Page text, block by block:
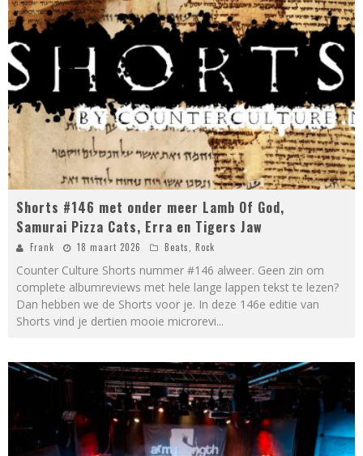
Shorts #146 met onder meer Lamb Of God,
Samurai Pizza Cats, Erra en Tigers Jaw
Frank 18 maart 2026 Beats Rock
Counter Culture Shorts nummer #146 alweer. Geen zin om
complete albumreviews met hele lange lappen tekst te lezen?
Dan hebben we de Shorts voor je. In deze 146e editie van
Shorts vind je dertien mooie microrevi...